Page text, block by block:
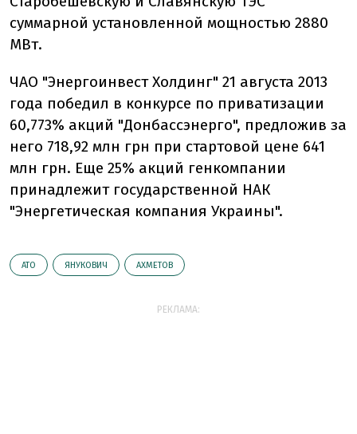
суммарной установленной мощностью 2880
МВт.
ЧАО "Энергоинвест Холдинг" 21 августа 2013
года победил в конкурсе по приватизации
60,773% акций "Донбассэнерго", предложив за
него 718,92 млн грн при стартовой цене 641
млн грн. Еще 25% акций генкомпании
принадлежит государственной НАК
"Энергетическая компания Украины".
АТО ЯНУКОВИЧ АХМЕТОВ
РЕКЛАМА: